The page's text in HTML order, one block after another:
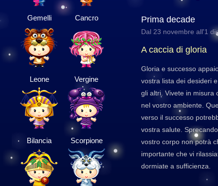
Gemelli Cancro
Leone Vergine
Bilancia Scorpione
Prima decade
Dal 23 novembre all'1
A caccia di gloria
Gloria e successo
vostra lista dei desideri
gli altri. Vivete in misura
nel vostro ambiente.
verso il successo
vostra salute.
vostro corpo non potrà
importante che vi
dormiate a sufficienza.